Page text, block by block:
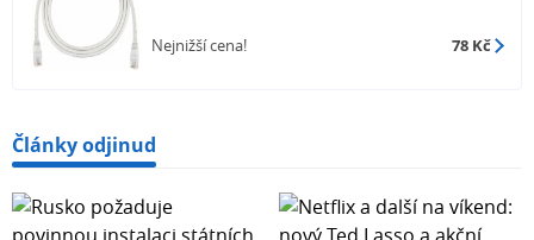
Nejnižší cena! 78 Kč
Články odjinud